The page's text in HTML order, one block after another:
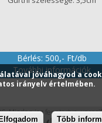
Bérlés: 500,- Ft/db
További információk
Minden jog fenntartva,
jóváhagyod a
irányelv értelmében.
Elfogadom Több